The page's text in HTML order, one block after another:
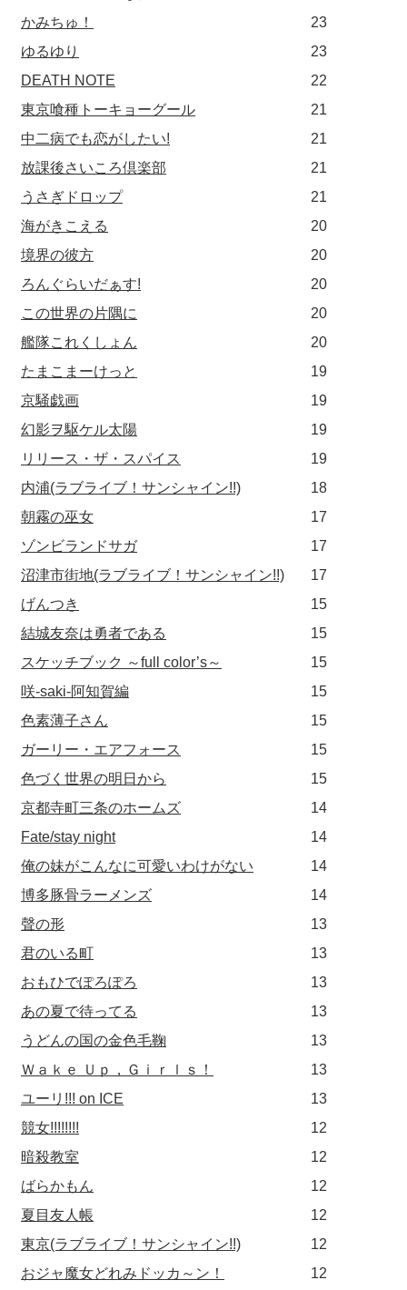
かみちゅ！
23
ゆるゆり
23
DEATH NOTE
22
東京喰種トーキョーグール
21
中二病でも恋がしたい!
21
放課後さいころ倶楽部
21
うさぎドロップ
21
海がきこえる
20
境界の彼方
20
ろんぐらいだぁす!
20
この世界の片隅に
20
艦隊これくしょん
20
たまこまーけっと
19
京騒戯画
19
幻影ヲ駆ケル太陽
19
リリース・ザ・スパイス
19
内浦(ラブライブ！サンシャイン!!)
18
朝霧の巫女
17
ゾンビランドサガ
17
沼津市街地(ラブライブ！サンシャイン!!)
17
げんつき
15
結城友奈は勇者である
15
スケッチブック ～full color’s～
15
咲-saki-阿知賀編
15
色素薄子さん
15
ガーリー・エアフォース
15
色づく世界の明日から
15
京都寺町三条のホームズ
14
Fate/stay night
14
俺の妹がこんなに可愛いわけがない
14
博多豚骨ラーメンズ
14
聲の形
13
君のいる町
13
おもひでぽろぽろ
13
あの夏で待ってる
13
うどんの国の金色毛鞠
13
Ｗａｋｅ Ｕｐ，Ｇｉｒｌｓ！
13
ユーリ!!! on ICE
13
競女!!!!!!!!
12
暗殺教室
12
ばらかもん
12
夏目友人帳
12
東京(ラブライブ！サンシャイン!!)
12
おジャ魔女どれみドッカ～ン！
12